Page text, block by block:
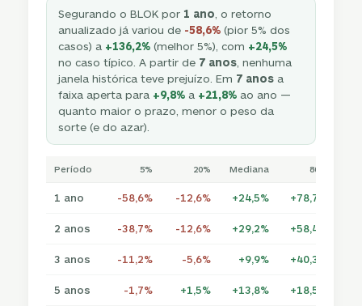
Segurando o BLOK por 1 ano , o retorno
anualizado já variou de -58,6% (pior 5% dos
casos) a +136,2% (melhor 5%), com +24,5%
no caso típico. A partir de 7 anos , nenhuma
janela histórica teve prejuízo. Em 7 anos a
faixa aperta para +9,8% a +21,8% ao ano —
quanto maior o prazo, menor o peso da
sorte (e do azar).
Período 5% 20% Mediana 80%
1 ano -58,6% -12,6% +24,5% +78,7%
2 anos -38,7% -12,6% +29,2% +58,4%
3 anos -11,2% -5,6% +9,9% +40,3%
5 anos -1,7% +1,5% +13,8% +18,5%